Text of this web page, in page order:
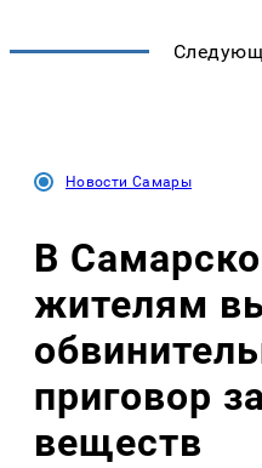
Новости Самары
В
жителям
приговор
веществ